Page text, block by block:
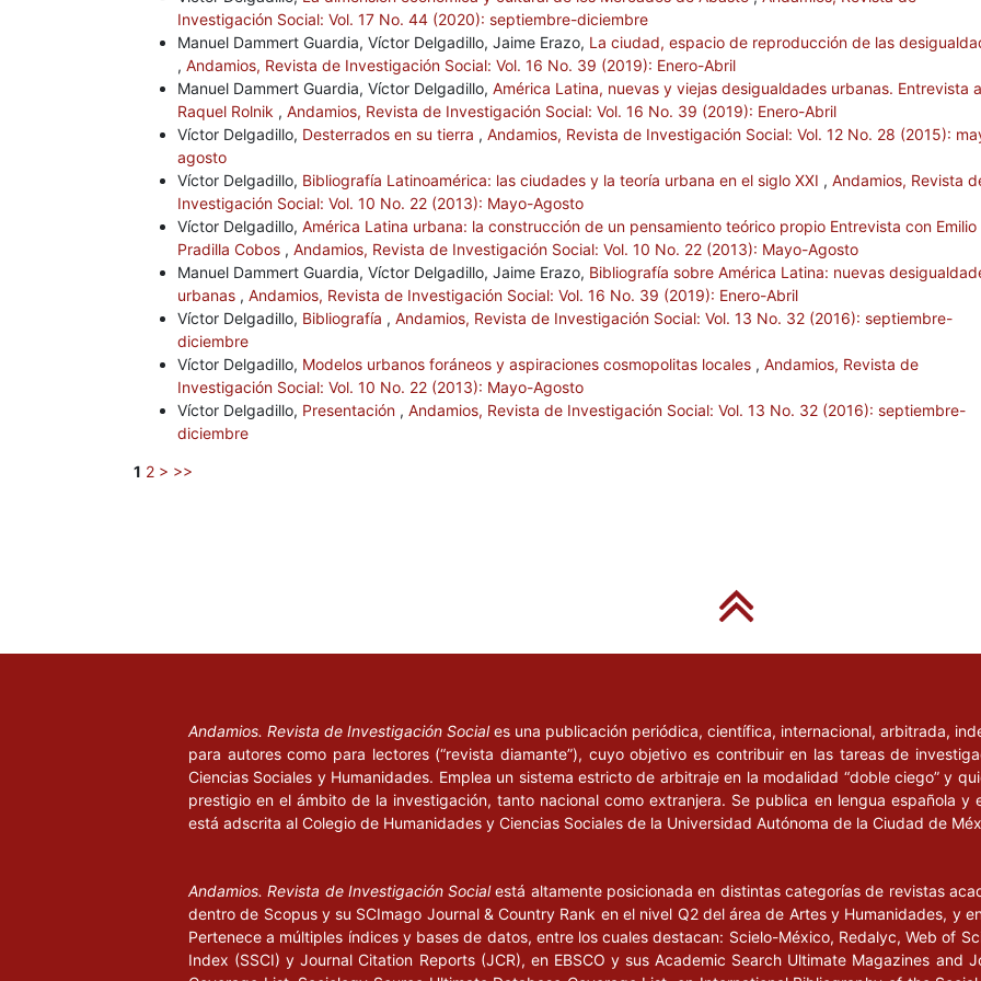
Investigación Social: Vol. 17 No. 44 (2020): septiembre-diciembre
Manuel Dammert Guardia, Víctor Delgadillo, Jaime Erazo, La ciudad, espacio de reproducción de las
, Andamios, Revista de Investigación Social: Vol. 16 No. 39 (2019): Enero-Abril
Manuel Dammert Guardia, Víctor Delgadillo, América Latina, nuevas y viejas desigualdades urbanas. Entrevista a
Raquel Rolnik , Andamios, Revista de Investigación Social: Vol. 16 No. 39 (2019): Enero-Abril
Víctor Delgadillo, Desterrados en su tierra , Andamios, Revista de Investigación Social: Vol. 12 No. 28 (2015):
agosto
Víctor Delgadillo, Bibliografía Latinoamérica: las ciudades y la teoría urbana en el siglo XXI , Andamios, Revista
Investigación Social: Vol. 10 No. 22 (2013): Mayo-Agosto
Víctor Delgadillo, América Latina urbana: la construcción de un pensamiento teórico propio Entrevista con Emilio
Pradilla Cobos , Andamios, Revista de Investigación Social: Vol. 10 No. 22 (2013): Mayo-Agosto
Manuel Dammert Guardia, Víctor Delgadillo, Jaime Erazo, Bibliografía sobre América Latina: nuevas
urbanas , Andamios, Revista de Investigación Social: Vol. 16 No. 39 (2019): Enero-Abril
Víctor Delgadillo, Bibliografía , Andamios, Revista de Investigación Social: Vol. 13 No. 32 (2016): septiembre-
diciembre
Víctor Delgadillo, Modelos urbanos foráneos y aspiraciones cosmopolitas locales , Andamios, Revista de
Investigación Social: Vol. 10 No. 22 (2013): Mayo-Agosto
Víctor Delgadillo, Presentación , Andamios, Revista de Investigación Social: Vol. 13 No. 32 (2016): septiembre-
diciembre
1 2 > >>
Andamios. Revista de Investigación Sociales una publicación periódica, científica, internacional, arbitrada,
para autores como para lectores (“revista diamante”), cuyo objetivo es contribuir en las tareas de
Ciencias Sociales y Humanidades. Emplea un sistema estricto de arbitraje en la modalidad “doble ciego” y
prestigio en el ámbito de la investigación, tanto nacional como extranjera. Se publica en lengua española
está adscrita al Colegio de Humanidades y Ciencias Sociales de la Universidad Autónoma de la Ciudad de
Andamios. Revista de Investigación Socialestá altamente posicionada en distintas categorías de revistas
dentro de Scopus y su SCImago Journal & Country Rank en el nivel Q2 del área de Artes y Humanidades, y
Pertenece a múltiples índices y bases de datos, entre los cuales destacan: Scielo-México, Redalyc, Web of
Index (SSCI) y Journal Citation Reports (JCR), en EBSCO y sus Academic Search Ultimate Magazines and